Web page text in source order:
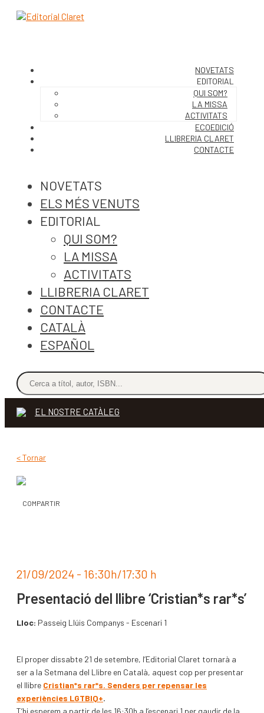
NOVETATS
EDITORIAL
QUI SOM?
LA MISSA
ACTIVITATS
ECOEDICIÓ
LLIBRERIA CLARET
CONTACTE
NOVETATS
ELS MÉS VENUTS
EDITORIAL
QUI SOM?
LA MISSA
ACTIVITATS
LLIBRERIA CLARET
CONTACTE
CATALÀ
ESPAÑOL
EL NOSTRE CATÀLEG
< Tornar
COMPARTIR
21/09/2024 - 16:30h/17:30 h
Presentació del llibre ‘Cristian*s rar*s’
Lloc: Passeig Llúis Companys - Escenari 1
El proper dissabte 21 de setembre, l’Editorial Claret tornarà a
ser a la Setmana del Llibre en Català, aquest cop per presentar
el llibre Cristian*s rar*s. Senders per repensar les
experiències LGTBIQ+.